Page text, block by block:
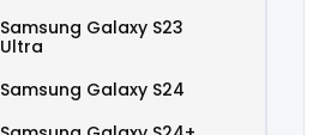
Samsung Galaxy S23
Ultra
Samsung Galaxy S24